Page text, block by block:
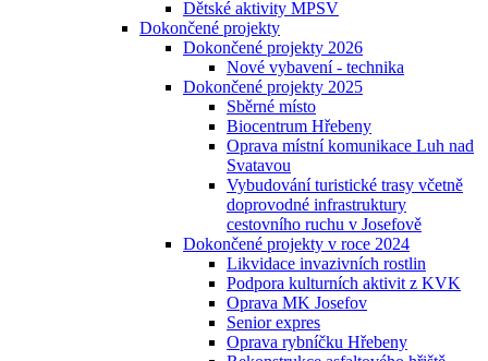
Dětské aktivity MPSV
Dokončené projekty
Dokončené projekty 2026
Nové vybavení - technika
Dokončené projekty 2025
Sběrné místo
Biocentrum Hřebeny
Oprava místní komunikace Luh nad
Svatavou
Vybudování turistické trasy včetně
doprovodné infrastruktury
cestovního ruchu v Josefově
Dokončené projekty v roce 2024
Likvidace invazivních rostlin
Podpora kulturních aktivit z KVK
Oprava MK Josefov
Senior expres
Oprava rybníčku Hřebeny